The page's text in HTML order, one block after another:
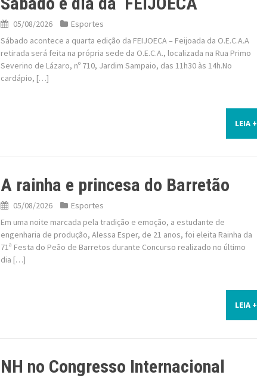
05/08/2026
Esportes
Sábado acontece a quarta edição da FEIJOECA – Feijoada da O.E.C.A.A
retirada será feita na própria sede da O.E.C.A., localizada na Rua Primo
Severino de Lázaro, nº 710, Jardim Sampaio, das 11h30 às 14h.No
cardápio, […]
LEIA +
A rainha e princesa do Barretão
05/08/2026
Esportes
Em uma noite marcada pela tradição e emoção, a estudante de
engenharia de produção, Alessa Esper, de 21 anos, foi eleita Rainha da
71ª Festa do Peão de Barretos durante Concurso realizado no último
dia […]
LEIA +
NH no Congresso Internacional